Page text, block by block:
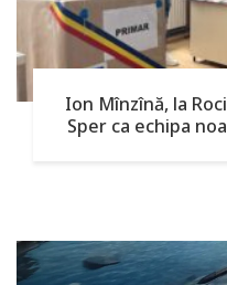
Ion Mînzînă, la
Sper ca echipa